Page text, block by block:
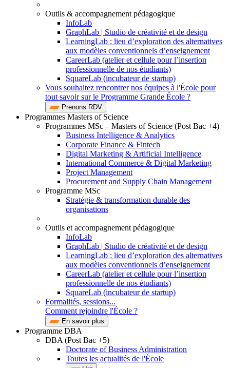
Outils & accompagnement pédagogique
InfoLab
GraphLab | Studio de créativité et de design
LearningLab : lieu d’exploration des alternatives
aux modèles conventionnels d’enseignement
CareerLab (atelier et cellule pour l’insertion
professionnelle de nos étudiants)
SquareLab (incubateur de startup)
Vous souhaitez rencontrer nos équipes à l'École pour
tout savoir sur le Programme Grande École ?
Prenons RDV
Programmes Masters of Science
Programmes MSc – Masters of Science (Post Bac +4)
Business Intelligence & Analytics
Corporate Finance & Fintech
Digital Marketing & Artificial Intelligence
International Commerce & Digital Marketing
Project Management
Procurement and Supply Chain Management
Programme MSc
Stratégie & transformation durable des
organisations
Outils et accompagnement pédagogique
InfoLab
GraphLab | Studio de créativité et de design
LearningLab : lieu d’exploration des alternatives
aux modèles conventionnels d’enseignement
CareerLab (atelier et cellule pour l’insertion
professionnelle de nos étudiants)
SquareLab (incubateur de startup)
Formalités, sessions...
Comment rejoindre l'École ?
En savoir plus
Programme DBA
DBA (Post Bac +5)
Doctorate of Business Administration
Toutes les actualités de l'École